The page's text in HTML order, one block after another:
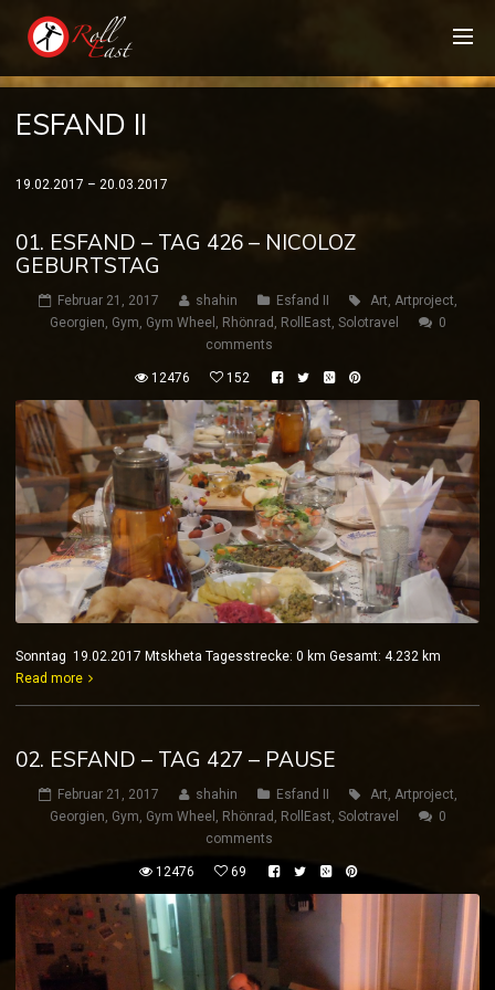
ESFAND II
19.02.2017 – 20.03.2017
01. ESFAND – TAG 426 – NICOLOZ
GEBURTSTAG
Februar 21, 2017 shahin Esfand II Art, Artproject,
Georgien, Gym, Gym Wheel , Rhönrad , RollEast, Solotravel
0
comments
12476 152
Sonntag 19.02.2017 Mtskheta Tagesstrecke: 0 km Gesamt: 4.232 km
Read more
02. ESFAND – TAG 427 – PAUSE
Februar 21, 2017 shahin Esfand II Art, Artproject,
Georgien, Gym, Gym Wheel , Rhönrad , RollEast, Solotravel
0
comments
12476 69